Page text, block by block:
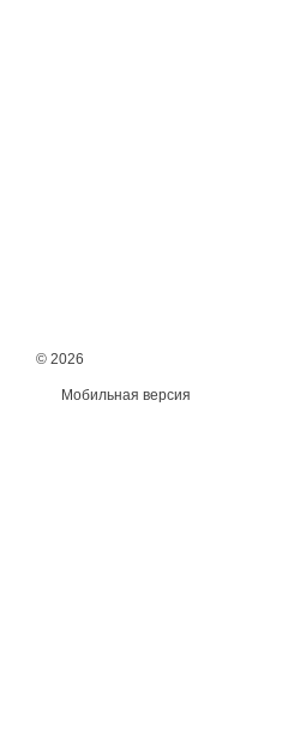
© 2026
Мобильная версия